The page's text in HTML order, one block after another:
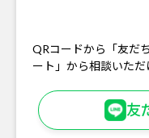
QRコードから「友だ
ート」から相談いただ
友